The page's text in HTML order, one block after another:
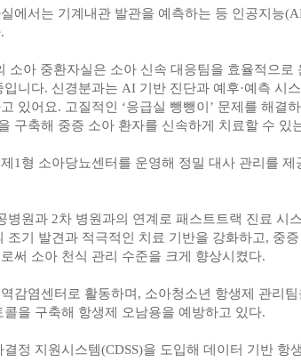
에서는 기계내관 발관을 예측하는 등 인공지능
소아 중환자실은 소아 신속 대응팀을 효율적으로
입니다. 신경분과는 AI 기반 진단과 예후·예측 시
있어요. 고질적인 ‘응급실 뺑뺑이’ 문제를 해결
구축해 중증 소아 환자를 신속하게 치료할 수 있
1형 소아당뇨센터를 운영해 정밀 대사 관리를
병원과 2차 병원과의 연계로 패스트트랙 진료 시
조기 발견과 적극적인 치료 기반을 강화하고, 중
써 소아 천식 관리 수준을 크게 향상시켰다.
감염센터로 활동하며, 소아청소년 항생제 관리
콜을 구축해 항생제 오남용을 예방하고 있다.
결정 지원시스템(CDSS)을 도입해 데이터 기반 항